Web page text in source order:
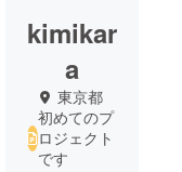
kimikar
a
東京都
初めてのプ
ロジェクト
です